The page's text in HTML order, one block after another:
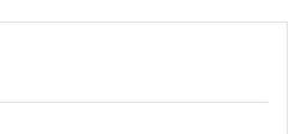
体の性質